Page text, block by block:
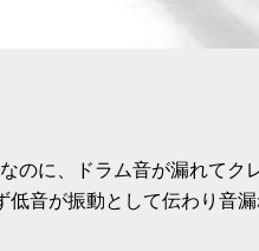
のに、ドラム音が漏れて
音が振動として伝わり音